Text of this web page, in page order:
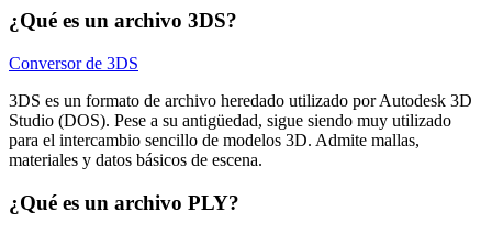
¿Qué es un archivo 3DS?
Conversor de 3DS
3DS es un formato de archivo heredado utilizado por Autodesk 3D
Studio (DOS). Pese a su antigüedad, sigue siendo muy utilizado
para el intercambio sencillo de modelos 3D. Admite mallas,
materiales y datos básicos de escena.
¿Qué es un archivo PLY?